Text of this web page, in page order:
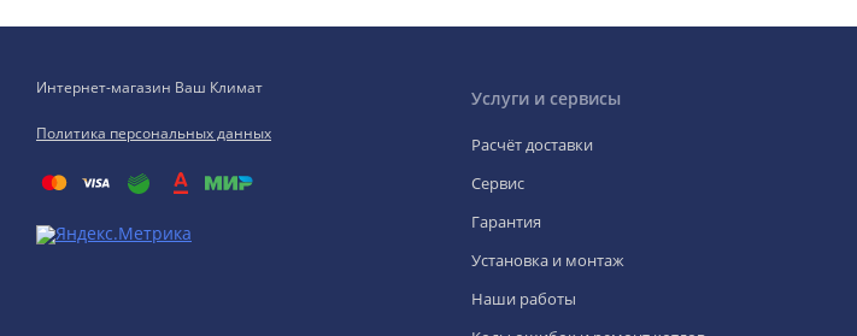
Интернет-магазин Ваш Климат
Политика персональных данных
Услуги и сервисы
Расчёт доставки
Сервис
Гарантия
Установка и монтаж
Наши работы